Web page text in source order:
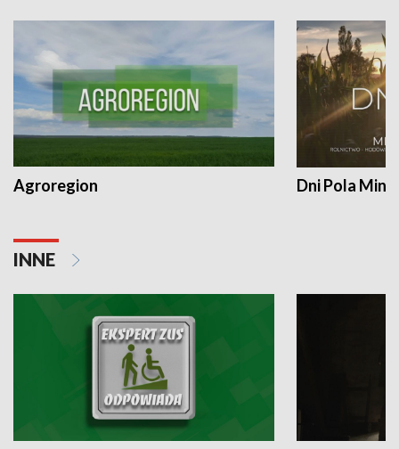
Agroregion Dni Pola
INNE